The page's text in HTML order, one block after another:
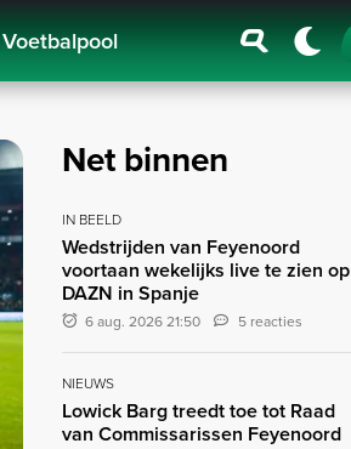
Voetbalpool
Net binnen
IN BEELD
Wedstrijden van Feyenoord
voortaan wekelijks live te zien op
DAZN in Spanje
6 aug. 2026 21:50 5 reacties
NIEUWS
Lowick Barg treedt toe tot Raad
van Commissarissen Feyenoord